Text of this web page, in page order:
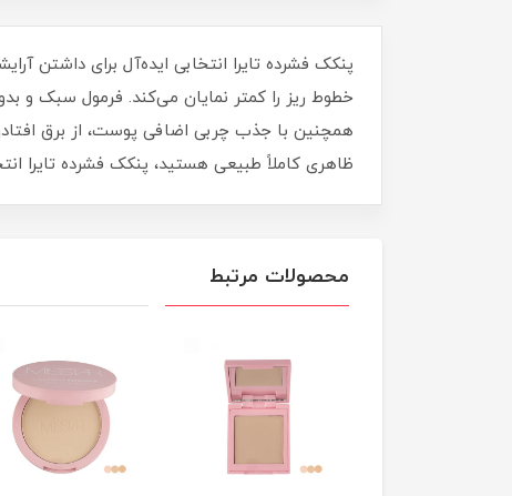
پنکک فشرده تایرا انتخابی ایده‌آل برای داشتن
خطوط ریز را کمتر نمایان می‌کند. فرمول سبک و
همچنین با جذب چربی اضافی پوست، از برق
ظاهری کاملاً طبیعی هستید، پنکک فشرده تایرا
محصولات مرتبط